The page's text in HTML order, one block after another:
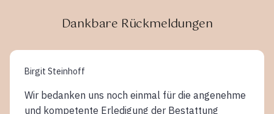
Dankbare Rückmeldungen
Birgit Steinhoff
Wir bedanken uns noch einmal für die angenehme
und kompetente Erledigung der Bestattung